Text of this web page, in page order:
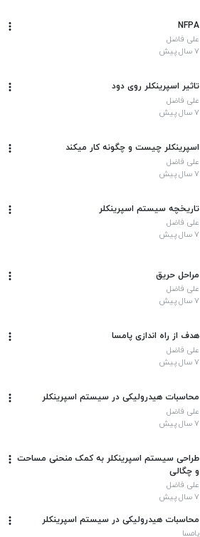
NFPA
علی فاضل
۷ سال پیش
تاثیر اسپرینکلر روی دود
علی فاضل
۷ سال پیش
اسپرینکلر چیست و چگونه کار میکند
علی فاضل
۷ سال پیش
تاریخچه سیستم اسپرینکلر
علی فاضل
۷ سال پیش
مراحل حریق
علی فاضل
۷ سال پیش
هدف از راه اندازی پامسا
علی فاضل
۷ سال پیش
محاسبات هیدرولیکی در سیستم اسپرینکلر
علی فاضل
۷ سال پیش
طراحی سیستم اسپرینکلر به کمک منحنی مساحت
و چگالی
علی فاضل
۷ سال پیش
محاسبات هیدرولیکی در سیستم اسپرینکلر
پامسا